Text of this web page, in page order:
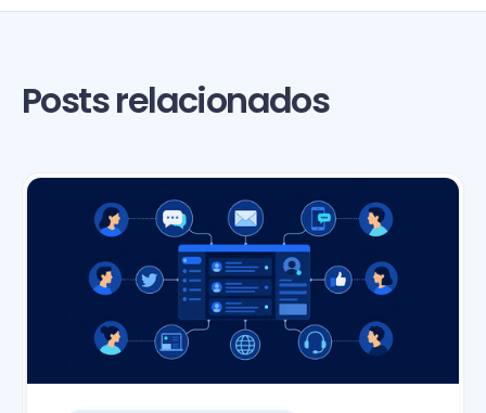
Posts relacionados